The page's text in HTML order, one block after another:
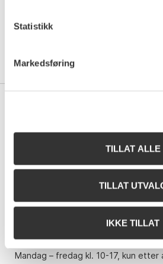
Statistikk
Markedsføring
TILLAT ALLE
TILLAT
IKKE TILLAT
Mandag – fredag kl. 10-17, kun etter